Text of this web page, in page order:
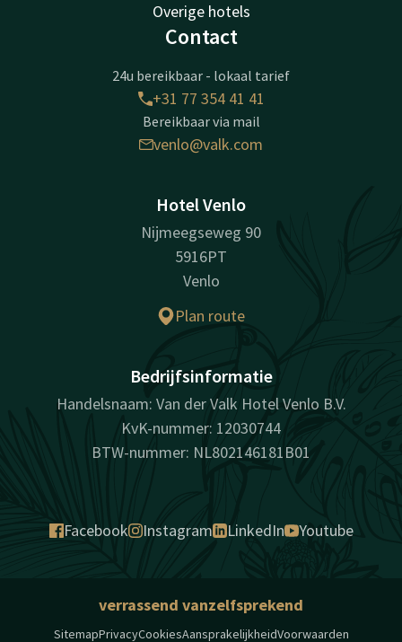
Overige hotels
Contact
24u bereikbaar - lokaal tarief
+31 77 354 41 41
Bereikbaar via mail
venlo@valk.com
Hotel Venlo
Nijmeegseweg 90
5916PT
Venlo
Plan route
Bedrijfsinformatie
Handelsnaam: Van der Valk Hotel Venlo B.V.
KvK-nummer: 12030744
BTW-nummer: NL802146181B01
Facebook Instagram LinkedIn Youtube
verrassend vanzelfsprekend
SitemapPrivacyCookiesAansprakelijkheidVoorwaarden